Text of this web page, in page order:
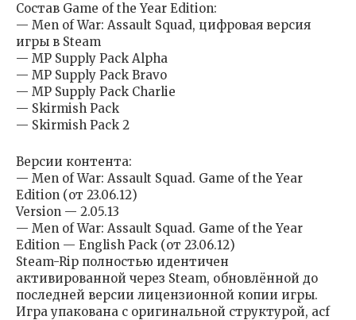
Состав Game of the Year Edition:
— Men of War: Assault Squad, цифровая версия
игры в Steam
— MP Supply Pack Alpha
— MP Supply Pack Bravo
— MP Supply Pack Charlie
— Skirmish Pack
— Skirmish Pack 2
Версии контента:
— Men of War: Assault Squad. Game of the Year
Edition (от 23.06.12)
Version — 2.05.13
— Men of War: Assault Squad. Game of the Year
Edition — English Pack (от 23.06.12)
Steam-Rip полностью идентичен
активированной через Steam, обновлённой до
последней версии лицензионной копии игры.
Игра упакована с оригинальной структурой, acf